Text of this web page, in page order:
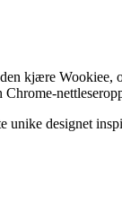
kjære
unike designet